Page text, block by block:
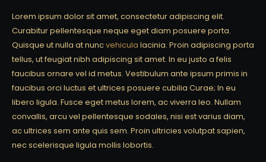
Lorem ipsum dolor sit amet, consectetur adipiscing elit.
Curabitur pellentesque neque eget diam posuere porta.
Quisque ut nulla at nuncvehicula lacinia. Proin adipiscing porta
tellus, ut feugiat nibh adipiscing sit amet. In eu justo a felis
faucibus ornare vel id metus. Vestibulum ante ipsum primis in
faucibus orci luctus et ultrices posuere cubilia Curae; In eu
libero ligula. Fusce eget metus lorem, ac viverra leo. Nullam
convallis, arcu vel pellentesque sodales, nisi est varius diam,
ac ultrices sem ante quis sem. Proin ultricies volutpat sapien,
nec scelerisque ligula mollis lobortis.